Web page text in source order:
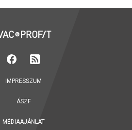
IMPRESSZUM
ÁSZF
MÉDIAAJÁNLAT